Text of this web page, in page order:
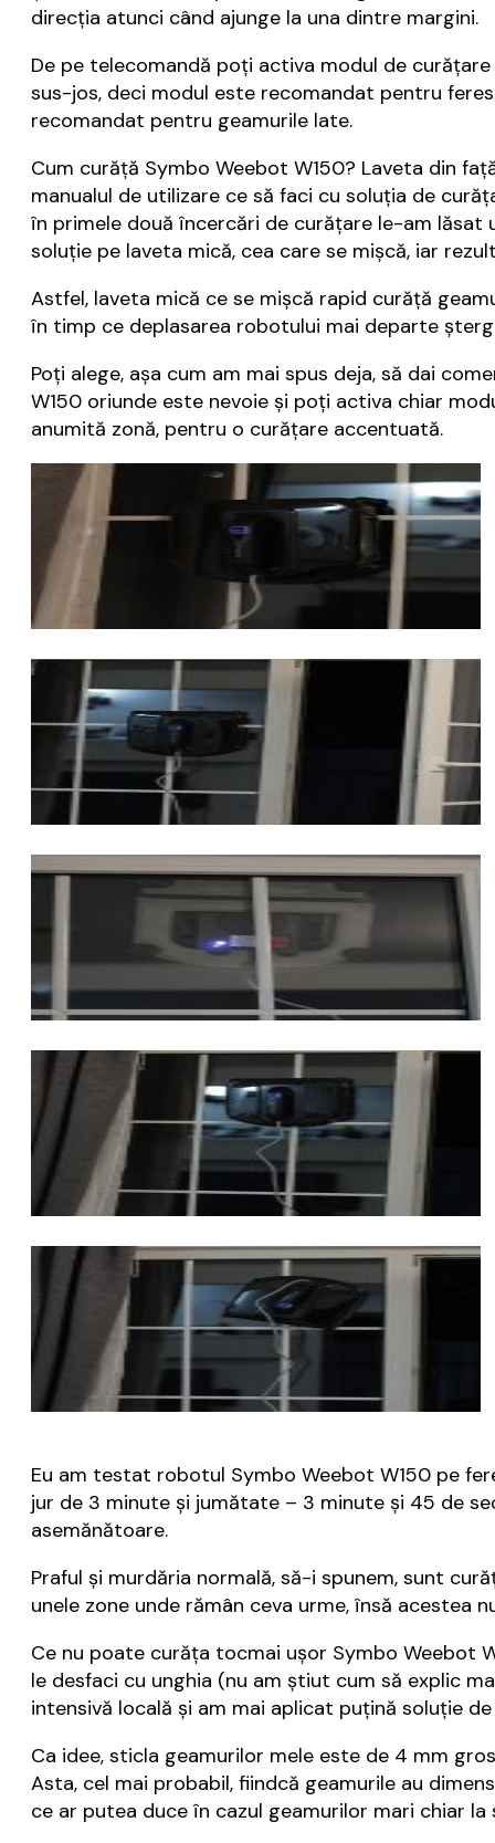
direcția atunci când ajunge la una dintre margini.
De pe telecomandă poți activa modul de
sus-jos, deci modul este recomandat pentru
recomandat pentru geamurile late.
Cum curăță Symbo Weebot W150? Laveta din
manualul de utilizare ce să faci cu soluția de
în primele două încercări de curățare le-am lăsat
soluție pe laveta mică, cea care se mișcă, iar
Astfel, laveta mică ce se mișcă rapid curăță
în timp ce deplasarea robotului mai departe
Poți alege, așa cum am mai spus deja, să dai
W150 oriunde este nevoie și poți activa chiar
anumită zonă, pentru o curățare accentuată.
Eu am testat robotul Symbo Weebot W150 pe
jur de 3 minute și jumătate – 3 minute și 45 de
asemănătoare.
Praful și murdăria normală, să-i spunem, sunt
unele zone unde rămân ceva urme, însă
Ce nu poate curăța tocmai ușor Symbo Weebot
le desfaci cu unghia (nu am știut cum să explic
intensivă locală și am mai aplicat puțină soluție
Ca idee, sticla geamurilor mele este de 4 mm
Asta, cel mai probabil, fiindcă geamurile au
ce ar putea duce în cazul geamurilor mari chiar la